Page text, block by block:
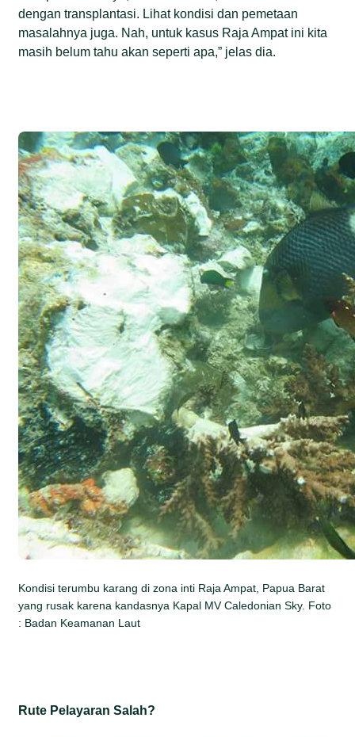
dengan transplantasi. Lihat kondisi dan pemetaan
masalahnya juga. Nah, untuk kasus Raja Ampat ini kita
masih belum tahu akan seperti apa,” jelas dia.
Kondisi terumbu karang di zona inti Raja Ampat, Papua Barat
yang rusak karena kandasnya Kapal MV Caledonian Sky. Foto
: Badan Keamanan Laut
Rute Pelayaran Salah?